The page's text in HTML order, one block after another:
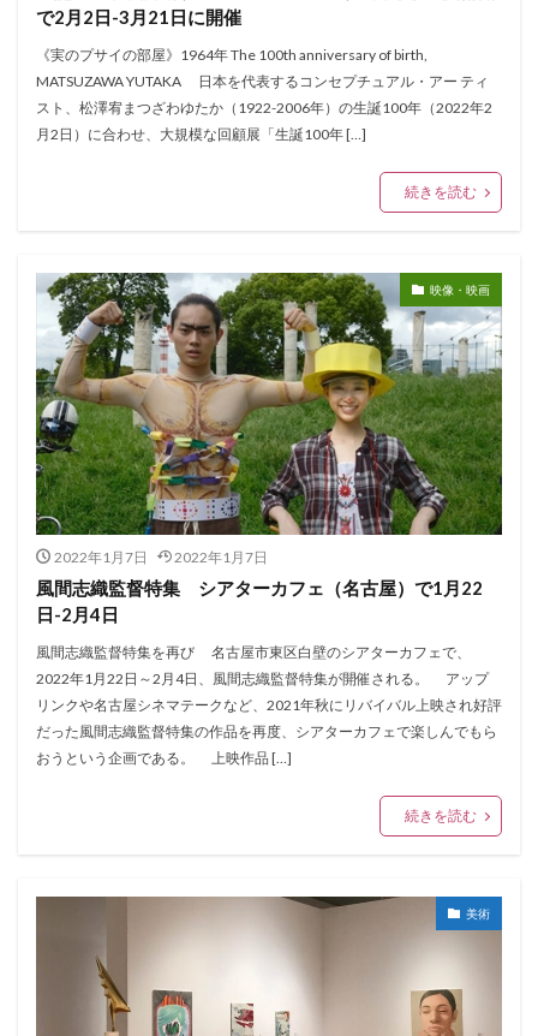
で2月2日-3月21日に開催
《実のプサイの部屋》1964年 The 100th anniversary of birth,
MATSUZAWA YUTAKA 日本を代表するコンセプチュアル・アー ティ
スト、松澤宥まつざわゆたか（1922-2006年）の生誕100年（2022年2
月2日）に合わせ、大規模な回顧展「生誕100年 […]
続きを読む
映像・映画
2022年1月7日 2022年1月7日
風間志織監督特集 シアターカフェ（名古屋）で1月22
日-2月4日
風間志織監督特集を再び 名古屋市東区白壁のシアターカフェで、
2022年1月22日～2月4日、風間志織監督特集が開催される。 アップ
リンクや名古屋シネマテークなど、2021年秋にリバイバル上映され好評
だった風間志織監督特集の作品を再度、シアターカフェで楽しんでもら
おうという企画である。 上映作品 […]
続きを読む
美術